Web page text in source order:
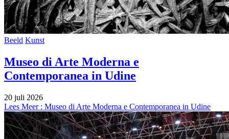
Beeld Kunst
Museo di Arte Moderna e
Contemporanea in Udine
20 juli 2026
Lees Meer : Museo di Arte Moderna e Contemporanea in Udine